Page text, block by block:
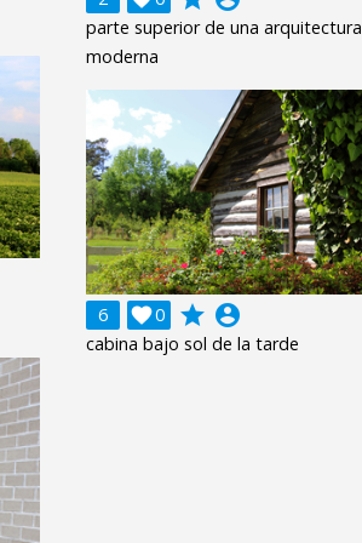
parte superior de una arquitectura
moderna
6 0
 grade account_circle
cabina bajo sol de la tarde